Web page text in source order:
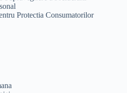
Protectia Consumatorilor